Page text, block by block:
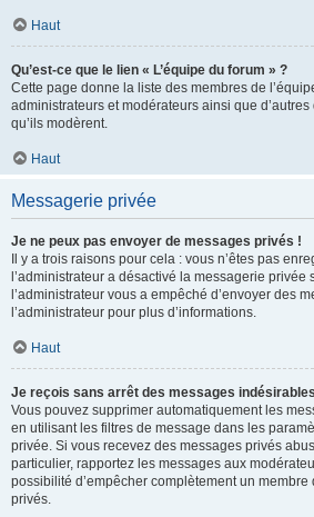
Haut
Qu’est-ce que le lien « L’équipe du forum » ?
Cette page donne la liste des membres de
administrateurs et modérateurs ainsi que
qu’ils modèrent.
Haut
Messagerie privée
Je ne peux pas envoyer de messages privés !
Il y a trois raisons pour cela : vous n’êtes pas
l’administrateur a désactivé la messagerie privée
l’administrateur vous a empêché d’envoyer des
l’administrateur pour plus d’informations.
Haut
Je reçois sans arrêt des messages
Vous pouvez supprimer automatiquement les
en utilisant les filtres de message dans les
privée. Si vous recevez des messages privés
particulier, rapportez les messages aux
possibilité d’empêcher complètement un membre
privés.